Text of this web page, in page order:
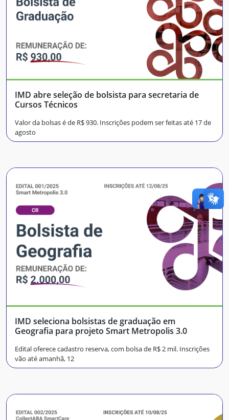
IMD abre seleção de bolsista para secretaria de
Cursos Técnicos
Valor da bolsas é de R$ 930. Inscrições podem ser feitas até 17 de
agosto
IMD seleciona bolsistas de graduação em
Geografia para projeto Smart Metropolis 3.0
Edital oferece cadastro reserva, com bolsa de R$ 2 mil. Inscrições
vão até amanhã, 12